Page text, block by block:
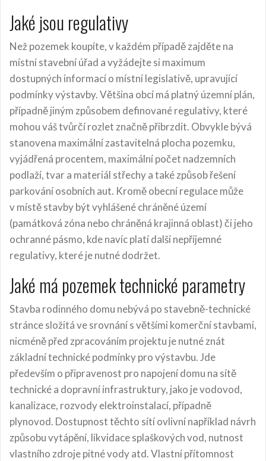
Jaké jsou regulativy
Než pozemek koupíte, v každém případě zajděte na
místní stavební úřad a vyžádejte si maximum
dostupných informací o místní legislativě, upravující
podmínky výstavby. Většina obcí má platný územní plán,
případně jiným způsobem definované regulativy, které
mohou váš tvůrčí rozlet značně přibrzdit. Obvykle bývá
stanovena maximální zastavitelná plocha pozemku,
vyjádřená procentem, maximální počet nadzemních
podlaží, tvar a materiál střechy a také způsob řešení
parkování osobních aut. Kromě obecní regulace může
v místě stavby být vyhlášené chráněné území
(památková zóna nebo chráněná krajinná oblast) či jeho
ochranné pásmo, kde navíc platí další nepříjemné
regulativy, které je nutné dodržet.
Jaké má pozemek technické parametry
Stavba rodinného domu nebývá po stavebně-technické
stránce složitá ve srovnání s většími komerční stavbami,
nicméně před zpracováním projektu je nutné znát
základní technické podmínky pro výstavbu. Jde
především o připravenost pro napojení domu na sítě
technické a dopravní infrastruktury, jako je vodovod,
kanalizace, rozvody elektroinstalací, případně
plynovod. Dostupnost těchto sítí ovlivní například návrh
způsobu vytápění, likvidace splaškových vod, nutnost
vlastního zdroje pitné vody atd. Vlastní přítomnost